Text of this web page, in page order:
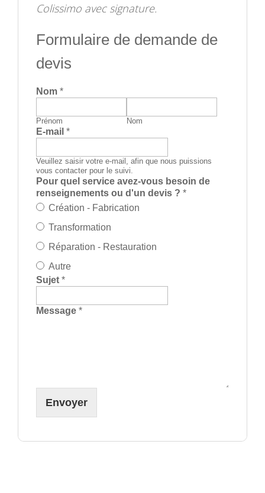
Colissimo avec signature.
Formulaire de demande de
devis
Nom *
Prénom Nom
E-mail *
Veuillez saisir votre e-mail, afin que nous puissions
vous contacter pour le suivi.
Pour quel service avez-vous besoin de
renseignements ou d'un devis ? *
Création - Fabrication
Transformation
Réparation - Restauration
Autre
Sujet *
Message *
Envoyer